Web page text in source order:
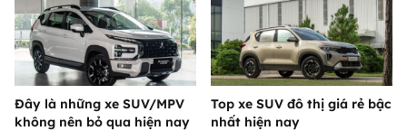
Đây là những xe SUV/MPV
không nên bỏ qua hiện nay
Top xe SUV đô thị giá rẻ bậc
nhất hiện nay